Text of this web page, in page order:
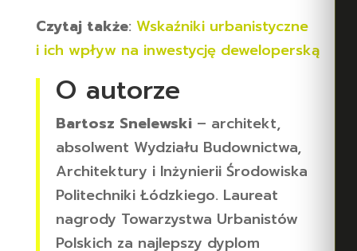
Czytaj także: Wskaźniki urbanistyczne
i ich wpływ na inwestycję deweloperską
O autorze
Bartosz Snelewski– architekt,
absolwent Wydziału Budownictwa,
Architektury i Inżynierii Środowiska
Politechniki Łódzkiego. Laureat
nagrody Towarzystwa Urbanistów
Polskich za najlepszy dyplom